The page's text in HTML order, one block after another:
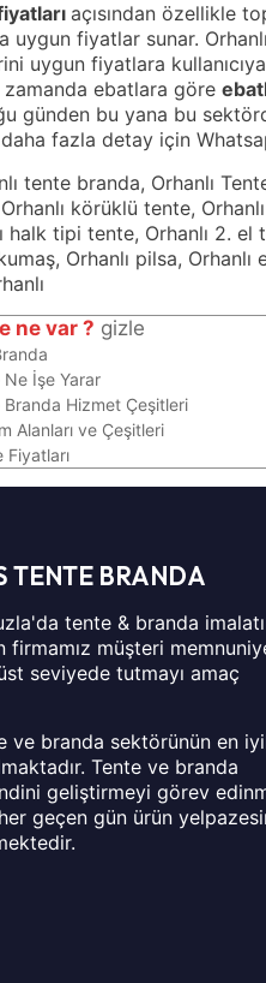
açısından özellikle
uygun fiyatlar sunar.
uygun fiyatlara
zamanda ebatlara göre
günden bu yana bu
daha fazla detay için
tente branda, Orhanlı
körüklü tente,
halk tipi tente, Orhanlı 2. el
Orhanlı pilsa, Orhanlı
ne var ? gizle
İşe Yarar
Branda Hizmet Çeşitleri
Alanları ve Çeşitleri
Fiyatları
TENTE BRANDA
tente & branda imalatı
firmamız müşteri
seviyede tutmayı amaç
ve branda sektörünün en
Tente ve branda
geliştirmeyi görev
geçen gün ürün